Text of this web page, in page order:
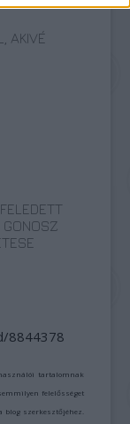
AKIVÉ
8844378
tartalomnak
felelősséget
szerkesztőjéhez.